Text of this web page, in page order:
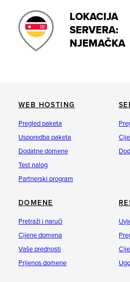
LOKACIJA
SERVERA:
NJEMAČKA
WEB HOSTING
Pregled paketa
Usporedba paketa
Dodatne domene
Test nalog
Partnerski program
DOMENE
Pretraži i naruči
Cijene domena
Vaše prednosti
Prijenos domene